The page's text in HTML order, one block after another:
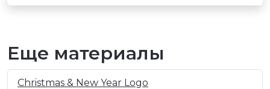
Еще материалы
Christmas & New Year Logo